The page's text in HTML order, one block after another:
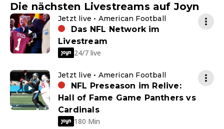
Die nächsten Livestreams auf Joyn
Jetzt live • American Football
Das NFL Network im
Livestream
24/7 live
Jetzt live • American Football
NFL Preseason im Relive:
Hall of Fame Game Panthers vs
Cardinals
180 Min